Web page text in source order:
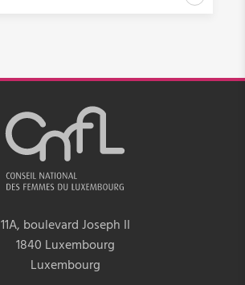
11A, boulevard Joseph II
1840 Luxembourg
Luxembourg